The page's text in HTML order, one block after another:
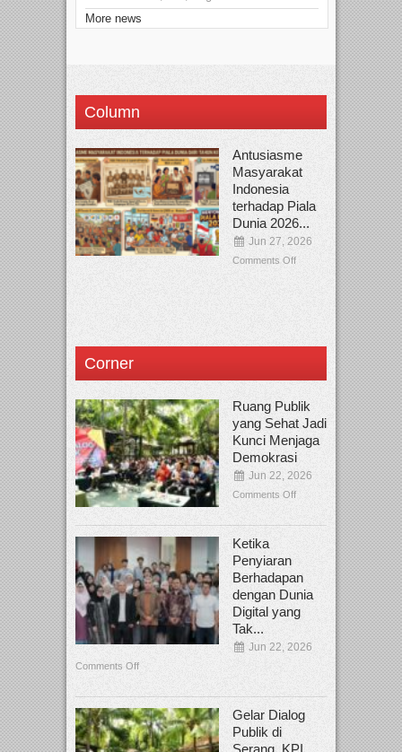
More news
Column
Antusiasme
Masyarakat
Indonesia
terhadap Piala
Dunia 2026...
Jun 27, 2026
Comments Off
Corner
Ruang Publik
yang Sehat Jadi
Kunci Menjaga
Demokrasi
Jun 22, 2026
Comments Off
Ketika
Penyiaran
Berhadapan
dengan Dunia
Digital yang
Tak...
Jun 22, 2026
Comments Off
Gelar Dialog
Publik di
Serang, KPI